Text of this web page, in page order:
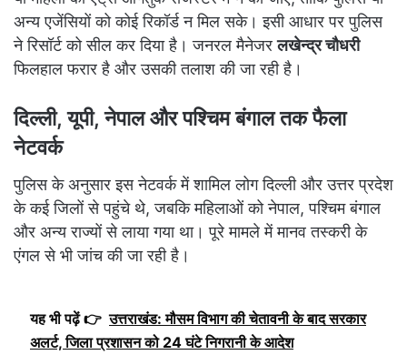
अन्य एजेंसियों को कोई रिकॉर्ड न मिल सके। इसी आधार पर पुलिस
ने रिसॉर्ट को सील कर दिया है। जनरल मैनेजरलखेन्द्र चौधरी
फिलहाल फरार है और उसकी तलाश की जा रही है।
दिल्ली, यूपी, नेपाल और पश्चिम बंगाल तक फैला
नेटवर्क
पुलिस के अनुसार इस नेटवर्क में शामिल लोग दिल्ली और उत्तर प्रदेश
के कई जिलों से पहुंचे थे, जबकि महिलाओं को नेपाल, पश्चिम बंगाल
और अन्य राज्यों से लाया गया था। पूरे मामले में मानव तस्करी के
एंगल से भी जांच की जा रही है।
यह भी पढ़ें 👉 उत्तराखंड: मौसम विभाग की चेतावनी के बाद सरकार
अलर्ट, जिला प्रशासन को 24 घंटे निगरानी के आदेश